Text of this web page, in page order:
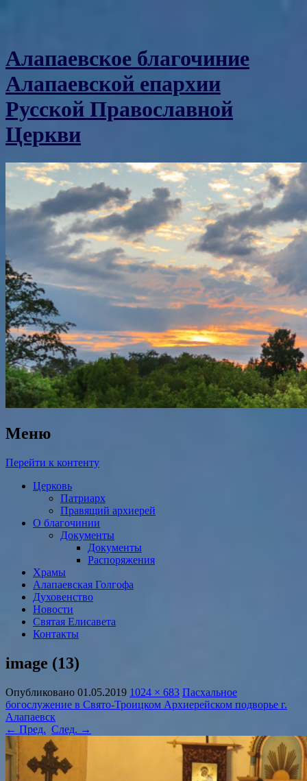
Алапаевское благочиние
Алапаевской епархии
Русской Православной
Церкви
Меню
Перейти к контенту
Церковь
Патриарх
Правящий архиерей
О благочинии
Документы
Документы
Распоряжения
Храмы
Алапаевская Голгофа
Духовенство
Новости
Святая Елисавета
Контакты
image (13)
Опубликовано 01.05.2019 1024 × 683 Пасхальное
богослужение в Свято-Троицком Архиерейском подворье г.
Алапаевск
← Пред. След. →